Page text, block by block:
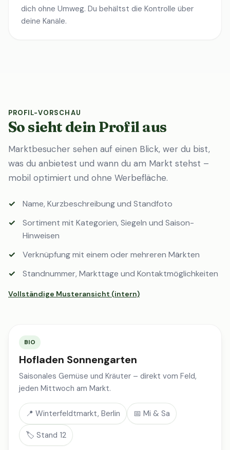
dich ohne Umweg. Du behältst die Kontrolle über
deine Kanäle.
PROFIL-VORSCHAU
So sieht dein Profil aus
Marktbesucher sehen auf einen Blick, wer du bist,
was du anbietest und wann du am Markt stehst –
mobil optimiert und ohne Werbefläche.
Name, Kurzbeschreibung und Standfoto
Sortiment mit Kategorien, Siegeln und Saison-
Hinweisen
Verknüpfung mit einem oder mehreren Märkten
Standnummer, Markttage und Kontaktmöglichkeiten
Vollständige Musteransicht (intern)
BIO
Hofladen Sonnengarten
Saisonales Gemüse und Kräuter – direkt vom Feld,
jeden Mittwoch am Markt.
📍 Winterfeldtmarkt, Berlin 📅 Mi & Sa
🏷️ Stand 12